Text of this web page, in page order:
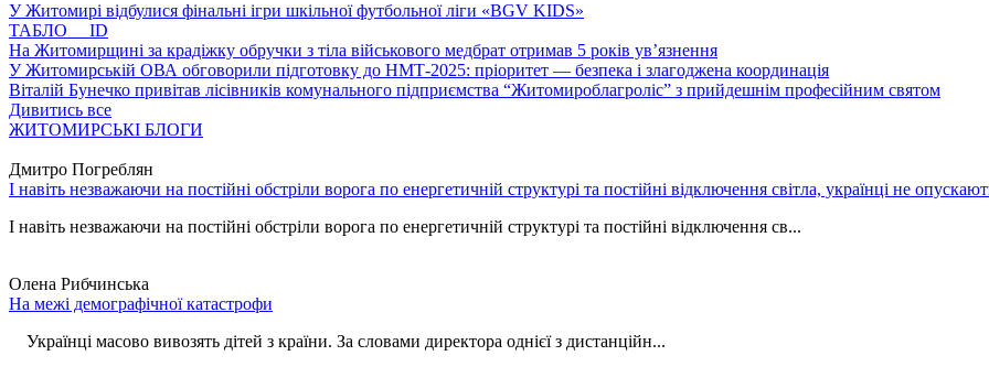
У Житомирі відбулися фінальні ігри шкільної футбольної ліги «BGV KIDS»
ТАБЛО ID
На Житомирщині за крадіжку обручки з тіла військового медбрат отримав 5 років ув’язнення
У Житомирській ОВА обговорили підготовку до НМТ-2025: пріоритет — безпека і злагоджена координація
Віталій Бунечко привітав лісівників комунального підприємства “Житомироблагроліс” з прийдешнім професійним святом
Дивитись все
ЖИТОМИРСЬКІ БЛОГИ
Дмитро Погреблян
І навіть незважаючи на постійні обстріли ворога по енергетичній структурі та постійні відключення світла, українці не
І навіть незважаючи на постійні обстріли ворога по енергетичній структурі та постійні відключення св...
Олена Рибчинська
На межі демографічної катастрофи
Українці масово вивозять дітей з країни. За словами директора однієї з дистанційн...